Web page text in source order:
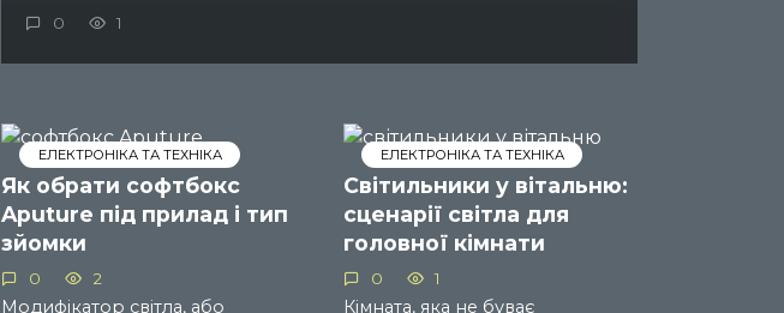
0 1
ЕЛЕКТРОНІКА ТА ТЕХНІКА
Як обрати софтбокс
Aputure під прилад і тип
зйомки
0 2
Модифікатор світла, або
ЕЛЕКТРОНІКА ТА ТЕХНІКА
Світильники у вітальню:
сценарії світла для
головної кімнати
0 1
Кімната, яка не буває